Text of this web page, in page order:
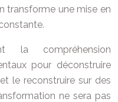
transforme une mise en
la compréhension
pour déconstruire
le reconstruire sur des
ne sera pas